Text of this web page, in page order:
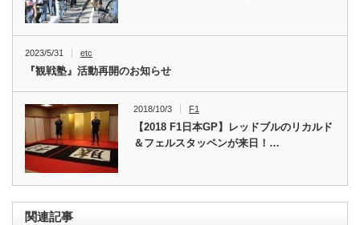
2023/5/31 etc
『観戦塾』活動再開のお知らせ
2018/10/3 F1
【2018 F1日本GP】レッドブルのリカルド
＆フェルスタッペンが来日！…
関連記事